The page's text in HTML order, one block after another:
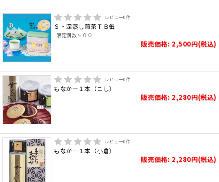
レビュー0件
Ｓ・深蒸し煎茶ＴＢ缶
限定個数５００
販売価格: 2,500円(税込)
レビュー0件
もなか－１本（こし）
販売価格: 2,280円(税込)
レビュー0件
もなか－１本（小倉）
販売価格: 2,280円(税込)